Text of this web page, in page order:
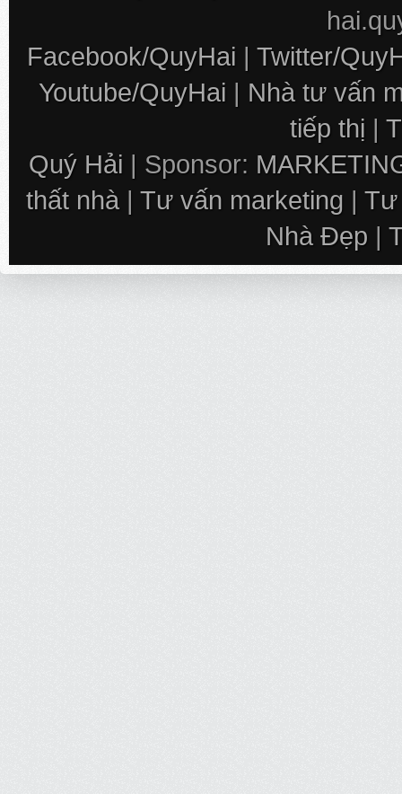
Facebook/QuyHai | Twitter/
Youtube/QuyHai | Nhà tư vấn
tiếp thị |
Quý Hải | Sponsor:
thất nhà | Tư vấn marketing | Tư
Nhà Đẹp |